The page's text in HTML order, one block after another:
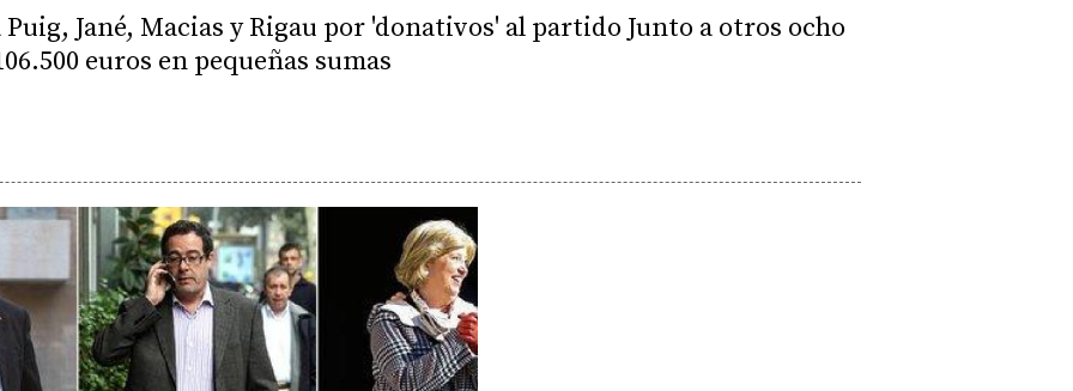
Jané, Macias y Rigau por 'donativos' al partido Junto a otros ocho
euros en pequeñas sumas